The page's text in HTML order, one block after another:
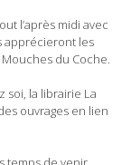
l’après midi avec
apprécieront les
du Coche.
la librairie La
ouvrages en lien